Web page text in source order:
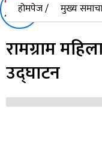
होमपेज / मुख्य
रामग्राम
उद्घाटन